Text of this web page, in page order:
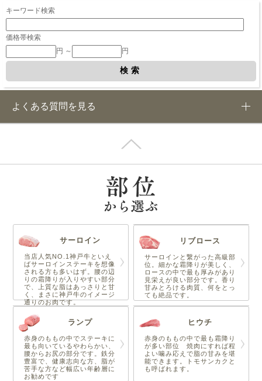
キーワード検索
価格帯検索
円 ～
円
よくある質問を見る
サーロイン
当店人気NO.1神戸牛といえ
ばサーロインステーキを想像
される方も多いはず。腰の辺
りの霜降りが入りやすい部分
で、上質な脂はあっさりと甘
く、まさに神戸牛のイメージ
通りのお肉です。
リブロース
サーロインと繋がった高級部
位。細かな霜降りが美しく、
ロースの中で最も厚みがあり
見栄えが良い部分です。香り
甘みとろける肉質、何をとっ
ても絶品です。
ランプ
赤身のももの中でステーキに
最も向いているやわらかい、
腰からお尻の部分です。鉄分
豊富で、健康志向な方、脂が
苦手な方など幅広い年齢層に
お勧めです
ヒウチ
赤身のももの中で最も霜降り
が多い部位 焼肉にすれば程
よい噛み応えで脂の甘みを堪
能できます。トモサンカクと
も呼ばれます。